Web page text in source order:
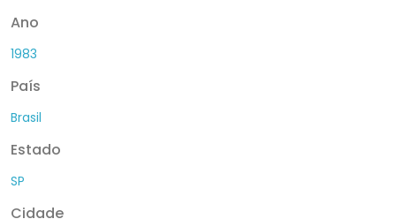
Ano
1983
País
Brasil
Estado
SP
Cidade